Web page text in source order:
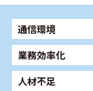
通信環境
業務効率化
人材不足